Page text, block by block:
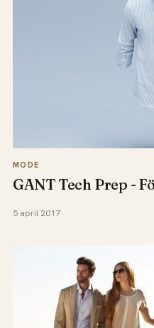
MODE
GANT Tech Prep -
5 april 2017